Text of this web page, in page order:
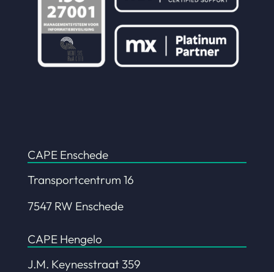
CAPE Enschede
Transportcentrum 16
7547 RW Enschede
CAPE Hengelo
J.M. Keynesstraat 359